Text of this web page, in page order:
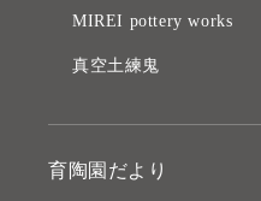
MIREI pottery works
真空土練鬼
育陶園だより